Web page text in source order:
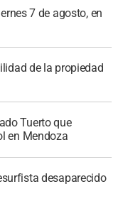
7 de agosto, en
de la propiedad
Tuerto que
en Mendoza
desaparecido